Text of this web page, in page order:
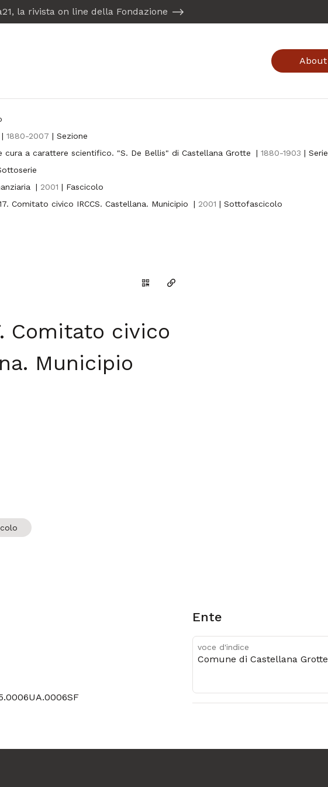
la rivista on line della Fondazione
About
| 1880-2007 | Sezione
cura a carattere scientifico. "S. De Bellis" di Castellana Grotte | 1880-1903 | Serie
| 2001 | Fascicolo
17. Comitato civico IRCCS. Castellana. Municipio | 2001 | Sottofascicolo
Genera il QR Code della scheda
Copia il permalink
Comitato civico
Municipio
Ente
voce d'indice
Comune di Castellana Grotte